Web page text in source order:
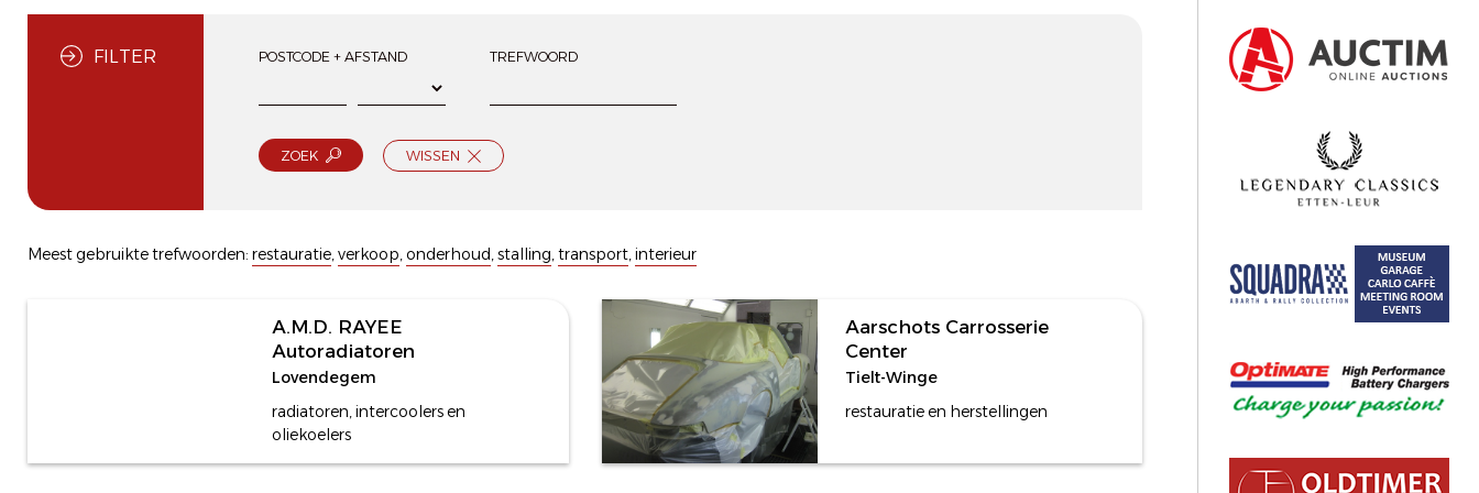
FILTER POSTCODE + AFSTAND TREFWOORD
ZOEK WISSEN
Meest gebruikte trefwoorden: restauratie,verkoop,onderhoud,stalling,transport,interieur
A.M.D. RAYEE
Autoradiatoren
Lovendegem
radiatoren, intercoolers en
oliekoelers
Aarschots Carrosserie
Center
Tielt-Winge
restauratie en herstellingen